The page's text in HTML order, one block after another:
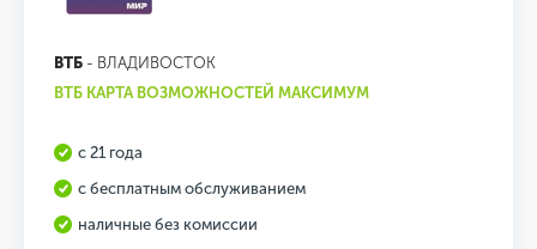
ВТБ - ВЛАДИВОСТОК
ВТБ КАРТА ВОЗМОЖНОСТЕЙ МАКСИМУМ
с 21 года
с бесплатным обслуживанием
наличные без комиссии